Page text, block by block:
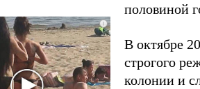
радикально
боевые
половиной
В октябре
строгого
колонии и